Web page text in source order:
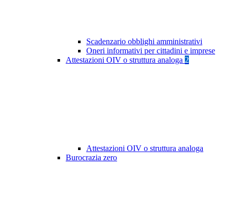
Scadenzario obblighi amministrativi
Oneri informativi per cittadini e imprese
Attestazioni OIV o struttura analoga 2
Attestazioni OIV o struttura analoga
Burocrazia zero